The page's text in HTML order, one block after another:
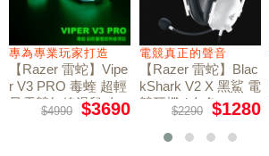
專為專業玩家打造
【Razer 雷蛇】Vipe
r V3 PRO 毒蝰 超輕
量電競無線滑鼠 白
$4990 $3690
電競真正的聲音
【Razer 雷蛇】Blac
kShark V2 X 黑鯊 電
競耳機 / 白色
$2290 $1280